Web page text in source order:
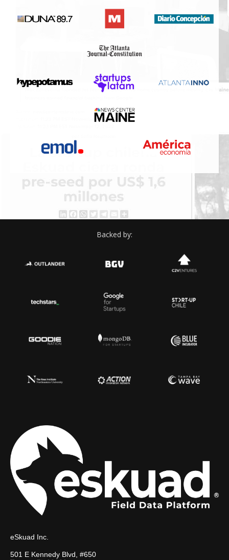
Backed by:
eSkuad Inc.
501 E Kennedy Blvd, #650